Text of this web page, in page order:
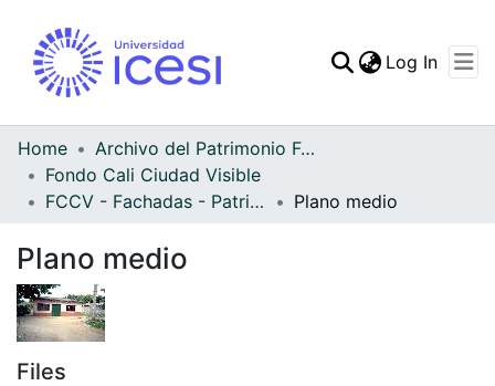
Log In
Home
Archivo del Patrimonio Fotográfico y Fílmico del Valle del Cauca
Fondo Cali Ciudad Visible
FCCV - Fachadas - Patrimonial
Plano medio
Plano medio
Files